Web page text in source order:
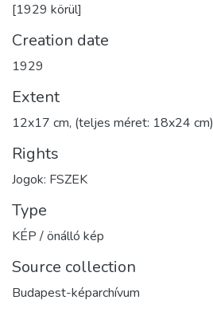
[1929 körül]
Creation date
1929
Extent
12x17 cm, (teljes méret: 18x24 cm)
Rights
Jogok: FSZEK
Type
KÉP / önálló kép
Source collection
Budapest-képarchívum